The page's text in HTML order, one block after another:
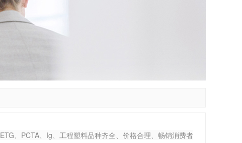
、PCTA、Ig、工程塑料品种齐全、价格合理、畅销消费者